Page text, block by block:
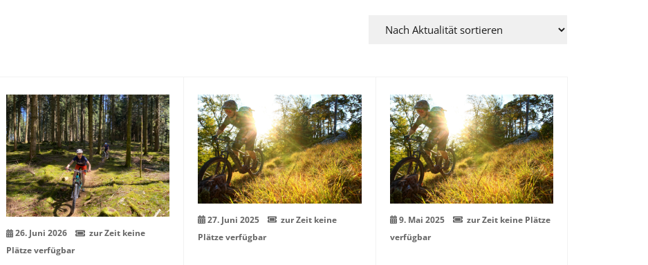
26
Juni
26. Juni 2026
zur Zeit keine
Plätze verfügbar
27
Juni
27. Juni 2025
zur Zeit keine
Plätze verfügbar
09
Mai
9. Mai 2025
zur Zeit keine Plätze
verfügbar